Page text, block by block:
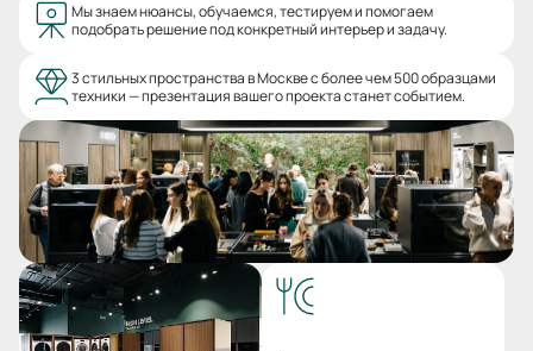
Мы знаем нюансы, обучаемся, тестируем и помогаем
подобрать решение под конкретный интерьер и задачу.
3 стильных пространства в Москве с более чем 500 образцами
техники — презентация вашего проекта станет событием.